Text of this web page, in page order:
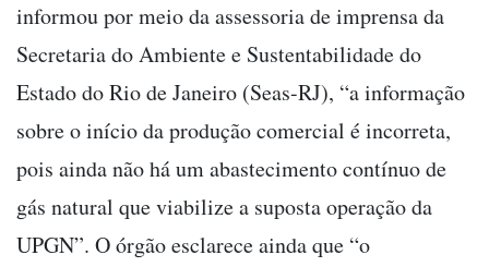
informou por meio da assessoria de imprensa da
Secretaria do Ambiente e Sustentabilidade do
Estado do Rio de Janeiro (Seas-RJ), “a informação
sobre o início da produção comercial é incorreta,
pois ainda não há um abastecimento contínuo de
gás natural que viabilize a suposta operação da
UPGN”. O órgão esclarece ainda que “o